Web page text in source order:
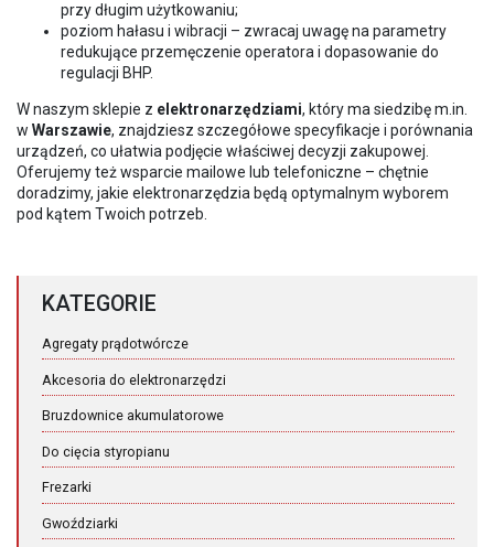
przy długim użytkowaniu;
poziom hałasu i wibracji – zwracaj uwagę na parametry
redukujące przemęczenie operatora i dopasowanie do
regulacji BHP.
W naszym sklepie z elektronarzędziami, który ma siedzibę m.in.
w Warszawie, znajdziesz szczegółowe specyfikacje i porównania
urządzeń, co ułatwia podjęcie właściwej decyzji zakupowej.
Oferujemy też wsparcie mailowe lub telefoniczne – chętnie
doradzimy, jakie elektronarzędzia będą optymalnym wyborem
pod kątem Twoich potrzeb.
KATEGORIE
Agregaty prądotwórcze
Akcesoria do elektronarzędzi
Bruzdownice akumulatorowe
Do cięcia styropianu
Frezarki
Gwoździarki